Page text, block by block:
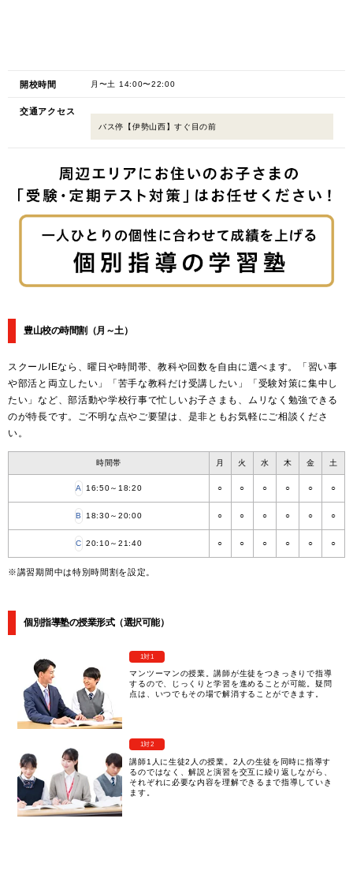
開校時間 月〜土 14:00〜22:00
交通アクセス
バス停【伊勢山西】すぐ目の前
豊山校の時間割 （月～土）
スクールIEなら、曜日や時間帯、教科や回数を自由に選べます。「習い事
や部活と両立したい」「苦手な教科だけ受講したい」「受験対策に集中し
たい」など、部活動や学校行事で忙しいお子さまも、ムリなく勉強できる
のが特長です。ご不明な点やご要望は、是非ともお気軽にご相談くださ
い。
時間帯 月 火 水 木 金 土
A 16:50～18:20 ○ ○ ○ ○ ○ ○
B 18:30～20:00 ○ ○ ○ ○ ○ ○
C 20:10～21:40 ○ ○ ○ ○ ○ ○
※講習期間中は特別時間割を設定。
個別指導塾の授業形式（選択可能）
1対1
マンツーマンの授業。講師が生徒をつきっきりで指導
するので、じっくりと学習を進めることが可能。疑問
点は、いつでもその場で解消することができます。
1対2
講師1人に生徒2人の授業。2人の生徒を同時に指導す
るのではなく、解説と演習を交互に繰り返しながら、
それぞれに必要な内容を理解できるまで指導していき
ます。